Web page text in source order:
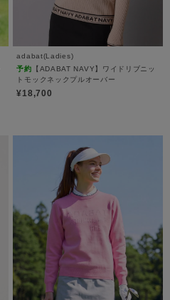
adabat(Ladies)
予約 【ADABAT NAVY】ワイドリブニッ
トモックネックプルオーバー
¥18,700